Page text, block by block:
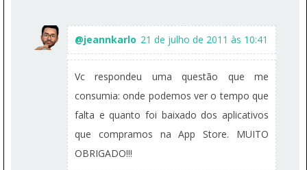
@jeannkarlo 21 de julho de 2011 às 10:41
Vc respondeu uma questão que me
consumia: onde podemos ver o tempo que
falta e quanto foi baixado dos aplicativos
que compramos na App Store. MUITO
OBRIGADO!!!